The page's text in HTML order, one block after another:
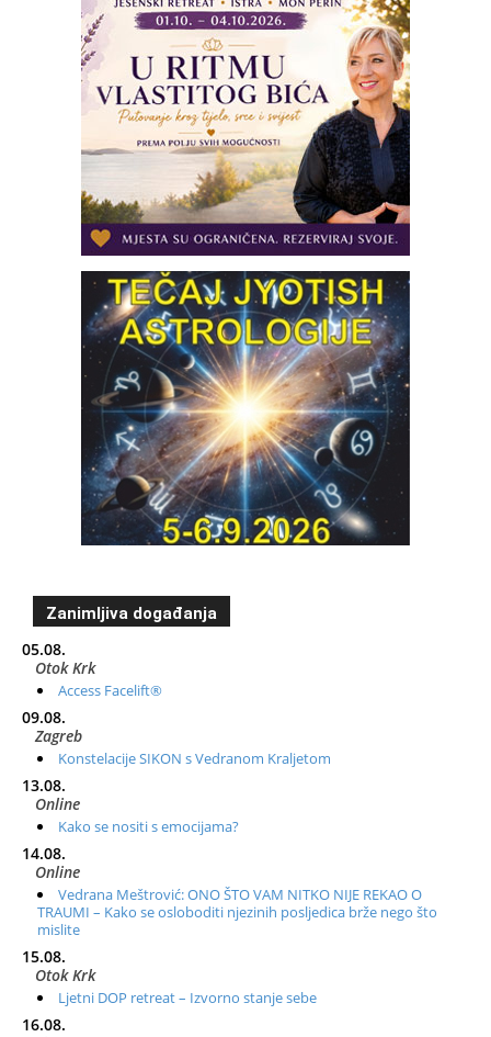
Zanimljiva događanja
05.08.
Otok Krk
Access Facelift®
09.08.
Zagreb
Konstelacije SIKON s Vedranom Kraljetom
13.08.
Online
Kako se nositi s emocijama?
14.08.
Online
Vedrana Meštrović: ONO ŠTO VAM NITKO NIJE REKAO O
TRAUMI – Kako se osloboditi njezinih posljedica brže nego što
mislite
15.08.
Otok Krk
Ljetni DOP retreat – Izvorno stanje sebe
16.08.